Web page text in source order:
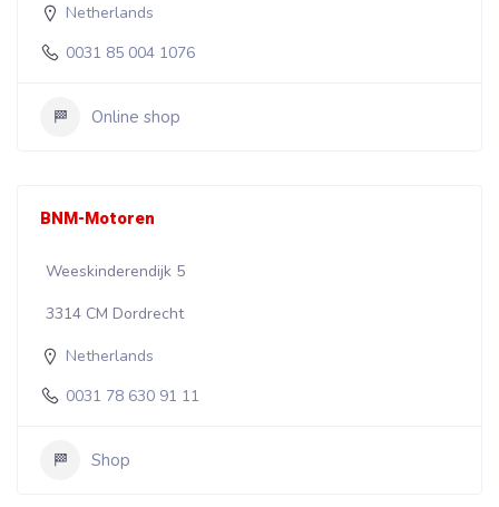
Netherlands
0031 85 004 1076
Online shop
BNM-Motoren
Weeskinderendijk 5
3314 CM Dordrecht
Netherlands
0031 78 630 91 11
Shop